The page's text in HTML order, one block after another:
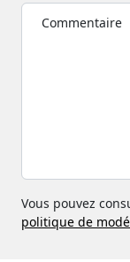
Commentaire
Vous pouvez
politique de